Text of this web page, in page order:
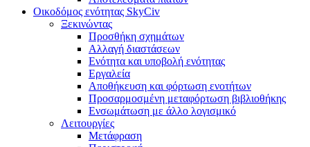
Οικοδόμος ενότητας SkyCiv
Ξεκινώντας
Προσθήκη σχημάτων
Αλλαγή διαστάσεων
Ενότητα και υποβολή ενότητας
Εργαλεία
Αποθήκευση και φόρτωση ενοτήτων
Προσαρμοσμένη μεταφόρτωση βιβλιοθήκης
Ενσωμάτωση με άλλο λογισμικό
Λειτουργίες
Μετάφραση